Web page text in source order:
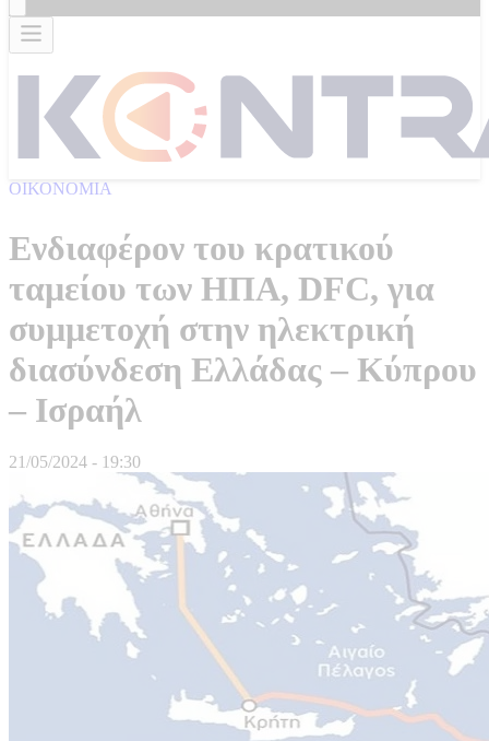
ΟΙΚΟΝΟΜΙΑ
Ενδιαφέρον του κρατικού
ταμείου των ΗΠΑ, DFC, για
συμμετοχή στην ηλεκτρική
διασύνδεση Ελλάδας – Κύπρου
– Ισραήλ
21/05/2024 - 19:30